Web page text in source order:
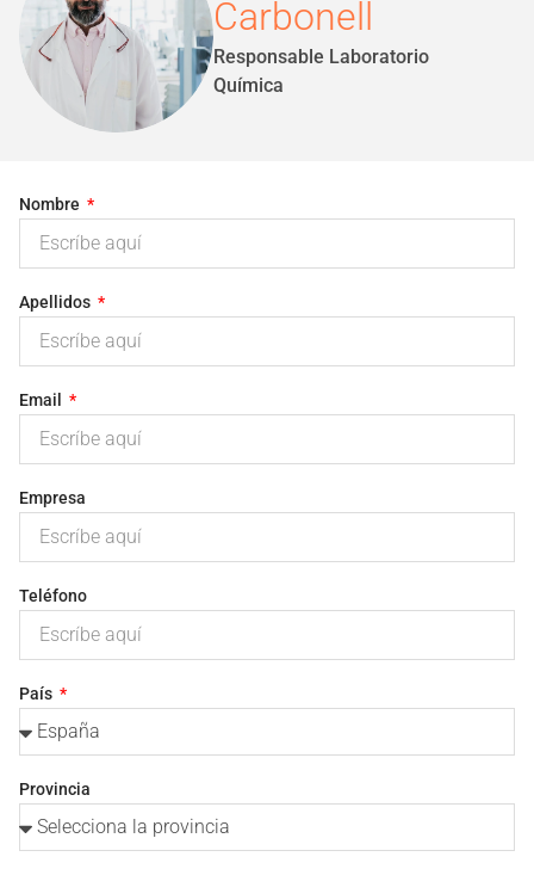
Carbonell
Responsable Laboratorio
Química
Nombre
Apellidos
Email
Empresa
Teléfono
País
Provincia